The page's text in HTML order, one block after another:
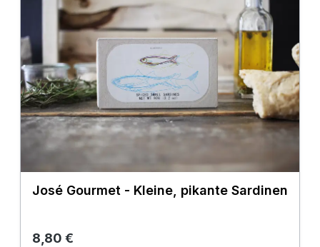
José Gourmet - Kleine, pikante Sardinen
Regulärer Preis:
8,80 €